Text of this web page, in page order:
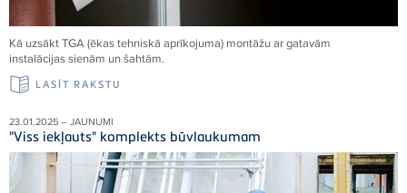
Kā uzsākt TGA (ēkas tehniskā aprīkojuma) montāžu ar gatavām
instalācijas sienām un šahtām.
LASĪT RAKSTU
23.01.2025 – JAUNUMI
"Viss iekļauts" komplekts būvlaukumam